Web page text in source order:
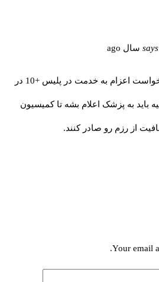
سلام هنگام در خواست اعزام به خدمت در پلیس +10 در
به پزشک اعلام بشه تا کمیسیون
از رزم رو صادر کنند.
Your